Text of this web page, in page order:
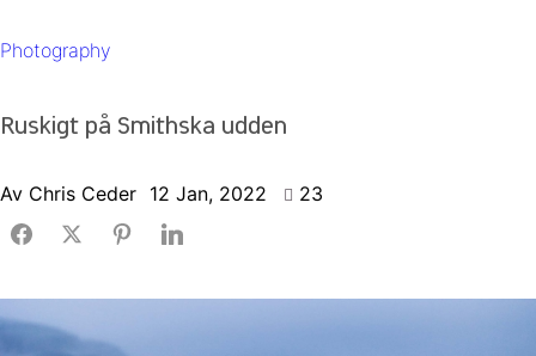
Photography
Ruskigt på Smithska udden
Av Chris Ceder 12 Jan, 2022 23